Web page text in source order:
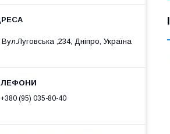
Вул.Луговська ,234, Дніпро, Україна
+380 (95) 035-80-40